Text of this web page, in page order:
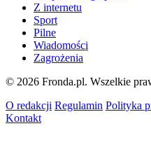
Z internetu
Sport
Pilne
Wiadomości
Zagrożenia
© 2026 Fronda.pl. Wszelkie
O redakcji Regulamin Polityka
Kontakt